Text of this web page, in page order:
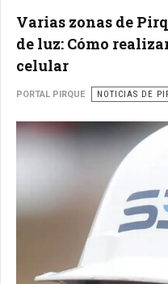
Varias zonas de
de luz: Cómo
celular
PORTAL PIRQUE NOTICIAS DE